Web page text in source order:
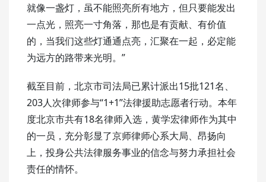
就像一盏灯，虽不能照亮所有地方，但只要能发出
一点光，照亮一寸角落，那也是有贡献、有价值
的，当我们这些灯通通点亮，汇聚在一起，必定能
为远方的路带来光明。”
截至目前，北京市司法局已累计派出15批121名、
203人次律师参与“1+1”法律援助志愿者行动。本年
度北京市共有18名律师入选，黄学宏律师作为其中
的一员，充分彰显了京师律师心系大局、昂扬向
上，投身公共法律服务事业的信念与努力承担社会
责任的情怀。